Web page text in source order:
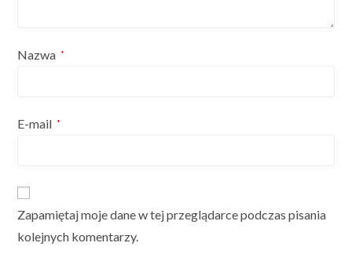
Nazwa *
E-mail *
Zapamiętaj moje dane w tej przeglądarce podczas pisania
kolejnych komentarzy.